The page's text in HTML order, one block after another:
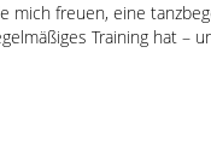
mich freuen, eine
Training hat –